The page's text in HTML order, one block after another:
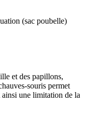
(sac poubelle)
et des papillons,
souris permet
une limitation de la